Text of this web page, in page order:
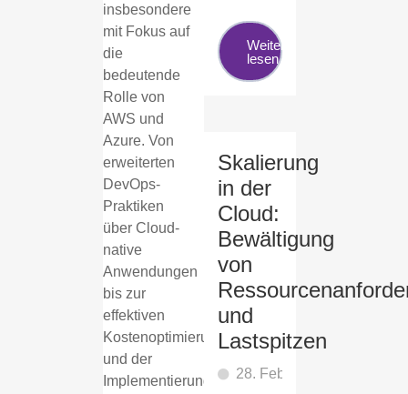
insbesondere
mit Fokus auf
die
bedeutende
Rolle von
AWS und
Azure. Von
erweiterten
DevOps-
Praktiken
über Cloud-
native
Anwendungen
bis zur
effektiven
Kostenoptimierung
und der
Implementierung
Weiter
lesen
Skalierung
in der
Cloud:
Bewältigung
von
und
Lastspitzen
28. Februar 2024